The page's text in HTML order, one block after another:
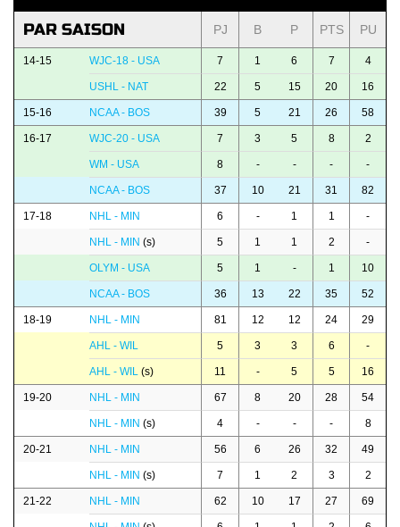
PAR SAISON PJ B P PTS PU
14-15 WJC-18 - USA 7 1 6 7 4
USHL - NAT 22 5 15 20 16
15-16 NCAA - BOS 39 5 21 26 58
16-17 WJC-20 - USA 7 3 5 8 2
WM - USA 8 - - - -
NCAA - BOS 37 10 21 31 82
17-18 NHL - MIN 6 - 1 1 -
NHL - MIN (s) 5 1 1 2 -
OLYM - USA 5 1 - 1 10
NCAA - BOS 36 13 22 35 52
18-19 NHL - MIN 81 12 12 24 29
AHL - WIL 5 3 3 6 -
AHL - WIL (s) 11 - 5 5 16
19-20 NHL - MIN 67 8 20 28 54
NHL - MIN (s) 4 - - - 8
20-21 NHL - MIN 56 6 26 32 49
NHL - MIN (s) 7 1 2 3 2
21-22 NHL - MIN 62 10 17 27 69